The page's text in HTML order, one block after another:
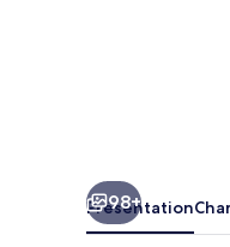
98+
Présentation